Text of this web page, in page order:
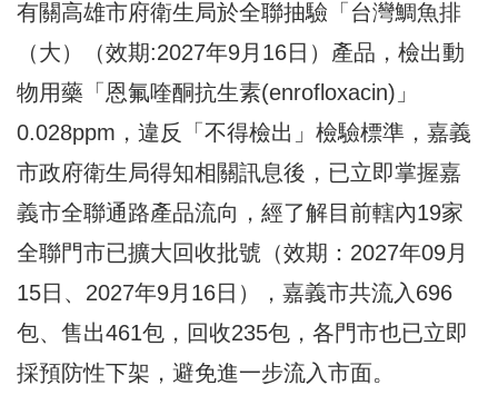
有關高雄市府衛生局於全聯抽驗「台灣鯛魚排
（大）（效期:2027年9月16日）產品，檢出動
物用藥「恩氟喹酮抗生素(enrofloxacin)」
0.028ppm，違反「不得檢出」檢驗標準，嘉義
市政府衛生局得知相關訊息後，已立即掌握嘉
義市全聯通路產品流向，經了解目前轄內19家
全聯門市已擴大回收批號（效期：2027年09月
15日、2027年9月16日），嘉義市共流入696
包、售出461包，回收235包，各門市也已立即
採預防性下架，避免進一步流入市面。